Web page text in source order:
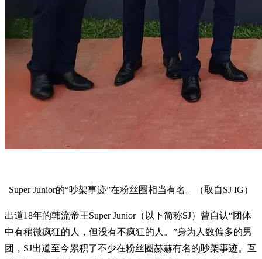
Super Junior的“吵架事迹”在粉丝圈相当有名。（取自SJ IG）
出道18年的韩流帝王Super Junior（以下简称SJ）曾自认“团体
中有稍微疯狂的人，但没有不疯狂的人。”身为人数偏多的男
团，SJ出道至今累积了不少在粉丝圈赫赫有名的吵架事迹。互